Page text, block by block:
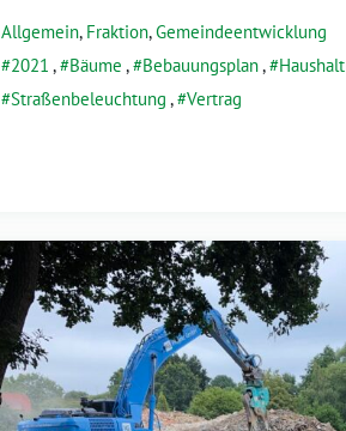
Allgemein, Fraktion,Gemeindeentwicklung
2021 , Bäume , Bebauungsplan, Haushalt
Straßenbeleuchtung , Vertrag